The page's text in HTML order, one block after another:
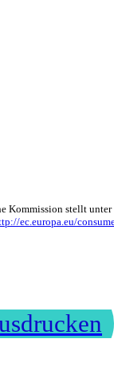
Kommission stellt
ec.europa.eu/